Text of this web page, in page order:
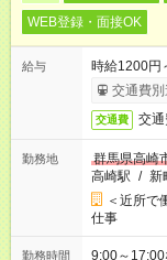
WEB登録・面接OK
給与
時給1200円
交通費別
交通費 交
勤務地
群馬県高崎
高崎駅 / 新
＜近所で
仕事
勤務時間
9:00～